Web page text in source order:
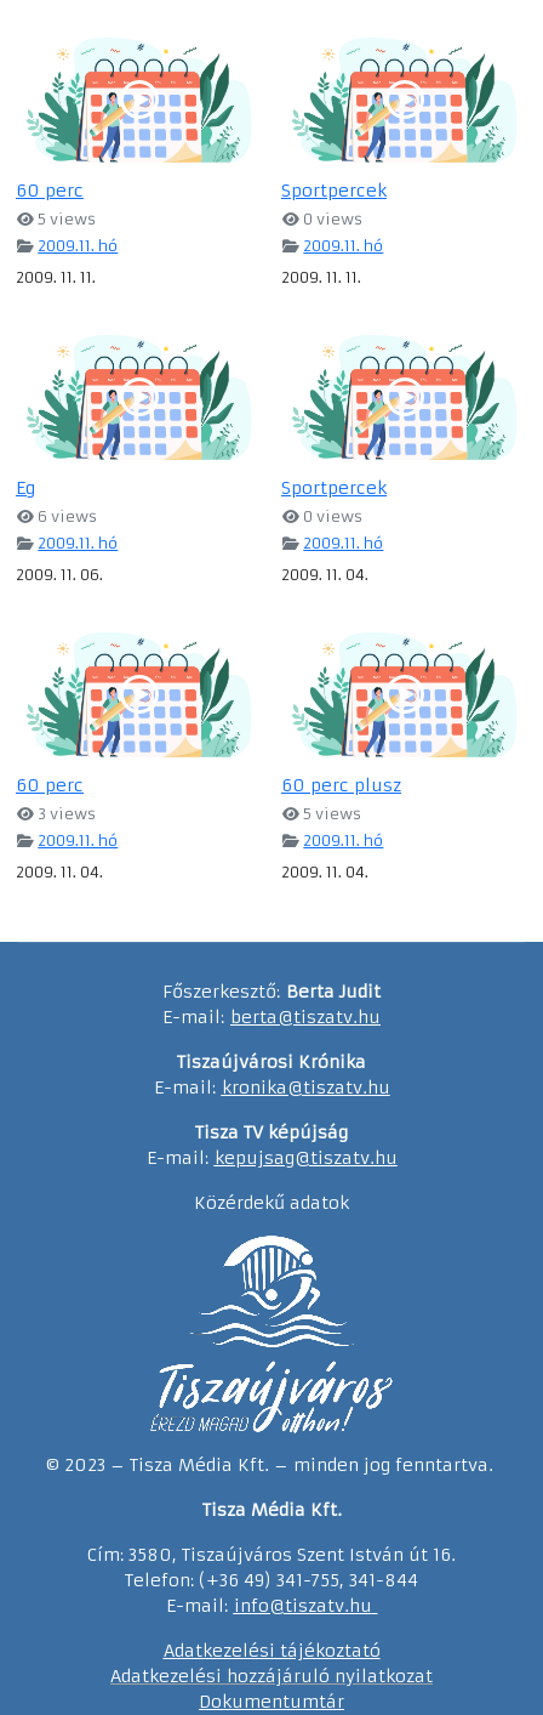
60 perc
5 views
2009.11. hó
2009. 11. 11.
Sportpercek
0 views
2009.11. hó
2009. 11. 11.
Eg
6 views
2009.11. hó
2009. 11. 06.
Sportpercek
0 views
2009.11. hó
2009. 11. 04.
60 perc
3 views
2009.11. hó
2009. 11. 04.
60 perc plusz
5 views
2009.11. hó
2009. 11. 04.
Főszerkesztő: Berta Judit
E-mail: berta@tiszatv.hu
Tiszaújvárosi Krónika
E-mail: kronika@tiszatv.hu
Tisza TV képújság
E-mail: kepujsag@tiszatv.hu
Közérdekű adatok
© 2023 – Tisza Média Kft. – minden jog fenntartva.
Tisza Média Kft.
Cím: 3580, Tiszaújváros Szent István út 16.
Telefon: (+36 49) 341-755, 341-844
E-mail: info@tiszatv. hu
Adatkezelési tájékoztató
Adatkezelési hozzájáruló nyilatkozat
Dokumentumtár